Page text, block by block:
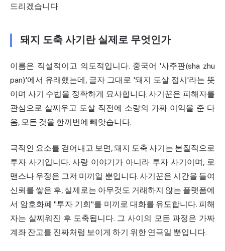
드리겠습니다.
돼지 도축 사기란 실제로 무엇인가
이름은 직설적이고 의도적입니다. 중국어 '사주판(sha zhu
pan)'에서 유래했는데, 글자 그대로 '돼지 도살 접시'라는 뜻
이며 사기 수법을 정확하게 묘사합니다. 사기꾼은 피해자를
관심으로 살찌우고 도살 직전에 소량의 가짜 이익을 준 다
음, 모든 것을 한꺼번에 빼앗습니다.
극적인 요소를 걷어내고 보면, 돼지 도축 사기는 본질적으로
투자 사기입니다. 사랑 이야기가 아니라 투자 사기이며, 로
맨스나 우정은 그저 미끼일 뿐입니다. 사기꾼은 시간을 들여
신뢰를 쌓은 후, 실제로는 아무것도 거래하지 않는 플랫폼에
서 암호화폐 "투자 기회"를 미끼로 대화를 유도합니다. 피해
자는 살찌워진 후 도축됩니다. 그 사이의 모든 과정은 가짜
계좌 잔고를 진짜처럼 보이게 하기 위한 연극일 뿐입니다.